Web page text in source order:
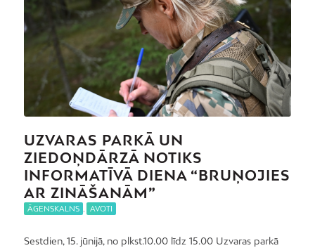
UZVARAS PARKĀ UN
ZIEDOŅDĀRZĀ NOTIKS
INFORMATĪVĀ DIENA “BRUŅOJIES
AR ZINĀŠANĀM”
ĀGENSKALNS AVOTI
Sestdien, 15. jūnijā, no plkst.10.00 līdz 15.00 Uzvaras parkā